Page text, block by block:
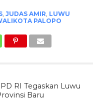
, JUDAS AMIR, LUWU
PALOPO
RI Tegaskan Luwu
Baru